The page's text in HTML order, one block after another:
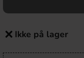
Ikke på lager